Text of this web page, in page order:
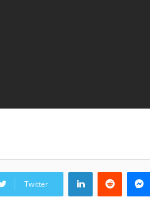
Twitter
LinkedInReddit